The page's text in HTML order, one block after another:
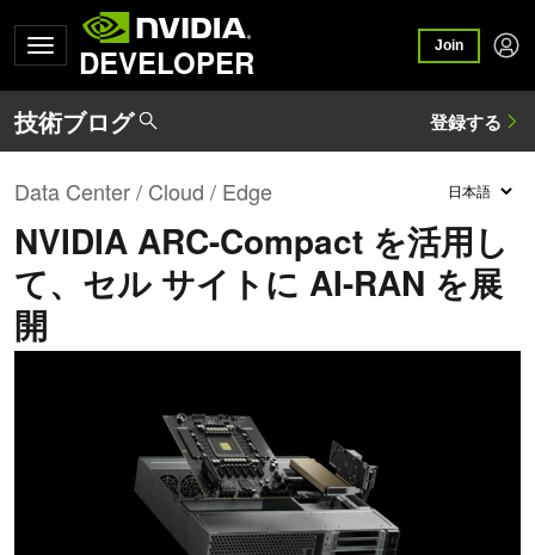
DEVELOPER Join
Data Center / Cloud / Edge
NVIDIA ARC-Compact を活用し
て、セル サイトに AI-RAN を展
開